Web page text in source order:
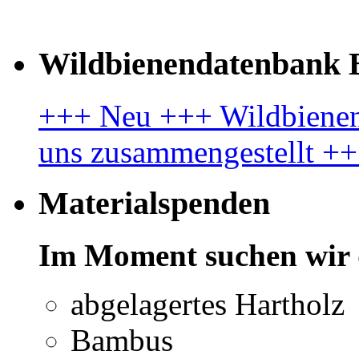
Wildbienendatenbank
+++ Neu +++
uns zusammengestellt
Materialspenden
Im Moment suchen
abgelagertes Hartholz
Bambus